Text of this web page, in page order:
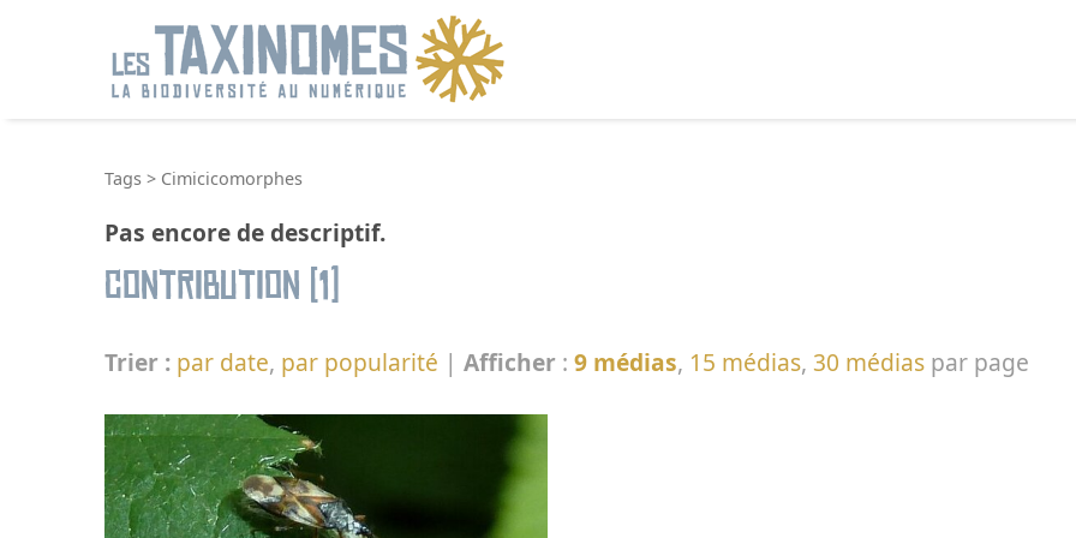
Tags > Cimicicomorphes
Pas encore de descriptif.
Contribution (1)
Trier : par date, par popularité | Afficher : 9 médias, 15 médias, 30 médias par page